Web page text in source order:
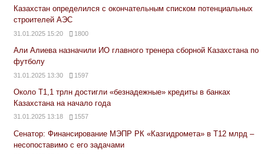
Казахстан определился с окончательным списком потенциальных
строителей АЭС
31.01.2025 15:20 1800
Али Алиева назначили ИО главного тренера сборной Казахстана по
футболу
31.01.2025 13:30 1597
Около Т1,1 трлн достигли «безнадежные» кредиты в банках
Казахстана на начало года
31.01.2025 13:18 1557
Сенатор: Финансирование МЭПР РК «Казгидромета» в Т12 млрд –
несопоставимо с его задачами